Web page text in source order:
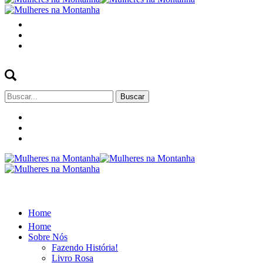
Buscar
por:
Home
Home
Sobre Nós
Fazendo História!
Livro Rosa